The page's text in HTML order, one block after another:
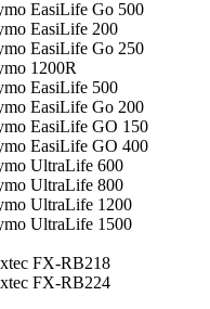
EasiLife Go 500
EasiLife 200
EasiLife Go 250
1200R
EasiLife 500
EasiLife Go 200
EasiLife GO 150
EasiLife GO 400
UltraLife 600
UltraLife 800
UltraLife 1200
UltraLife 1500
FX-RB218
FX-RB224